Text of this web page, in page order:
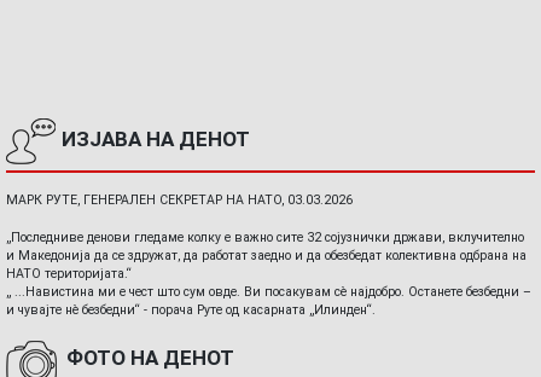
ИЗЈАВА НА ДЕНОТ
МАРК РУТЕ, ГЕНЕРАЛЕН СЕКРЕТАР НА НАТО, 03.03.2026
„Последниве денови гледаме колку е важно сите 32 сојузнички држави, вклучително
и Македонија да се здружат, да работат заедно и да обезбедат колективна одбрана на
НАТО територијата.“
„ ...Навистина ми е чест што сум овде. Ви посакувам сè најдобро. Останете безбедни –
и чувајте нè безбедни“ - порача Руте од касарната „Илинден“.
ФОТО НА ДЕНОТ